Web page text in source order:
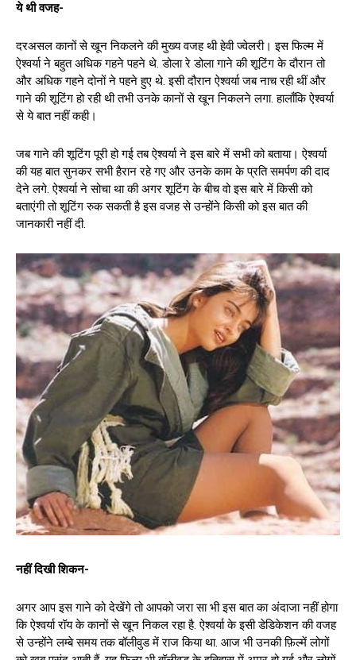
ये थी वजह-
दरअसल कानों से खून निकलने की मुख्य वजह थी हेवी ज्वेलरी। इस फिल्म में
ऐश्वर्या ने बहुत अधिक गहने पहने थे. डोला रे डोला गाने की शूटिंग के दौरान तो
और अधिक गहने दोनों ने पहने हुए थे. इसी दौरान ऐश्वर्या जब नाच रही थीं और
गाने की शूटिंग हो रही थी तभी उनके कानों से खून निकलने लगा. हालाँकि ऐश्वर्या
से ये बात नहीं कही।
जब गाने की शूटिंग पूरी हो गई तब ऐश्वर्या ने इस बारे में सभी को बताया। ऐश्वर्या
की यह बात सुनकर सभी हैरान रहे गए और उनके काम के प्रति समर्पण की दाद
देने लगे. ऐश्वर्या ने सोचा था की अगर शूटिंग के बीच वो इस बारे में किसी को
बताएंगी तो शूटिंग रुक सकती है इस वजह से उन्होंने किसी को इस बात की
जानकारी नहीं दी.
नहीं दिखी शिकन-
अगर आप इस गाने को देखेंगे तो आपको जरा सा भी इस बात का अंदाजा नहीं होगा
कि ऐश्वर्या रॉय के कानों से खून निकल रहा है. ऐश्वर्या के इसी डेडिकेशन की वजह
से उन्होंने लम्बे समय तक बॉलीवुड में राज किया था. आज भी उनकी फ़िल्में लोगों